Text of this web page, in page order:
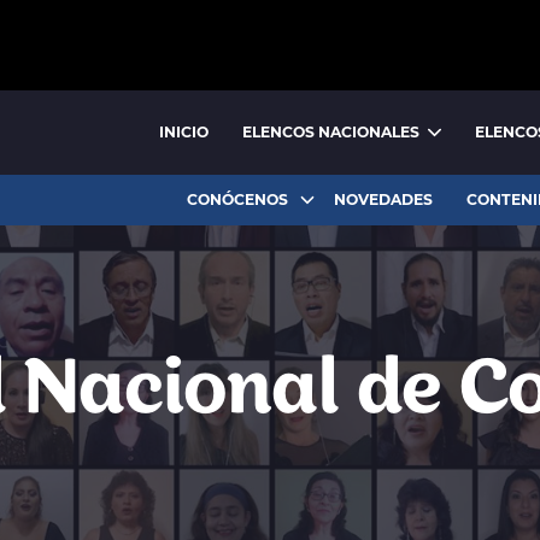
INICIO ELENCOS NACIONALES
CONÓCENOS NOVEDADES
Nacional de